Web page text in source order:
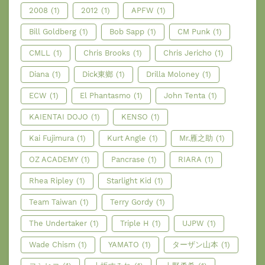
2008 (1) 2012 (1) APFW (1)
Bill Goldberg (1) Bob Sapp (1) CM Punk (1)
CMLL (1) Chris Brooks (1) Chris Jericho (1)
Diana (1) Dick東鄉 (1) Drilla Moloney (1)
ECW (1) El Phantasmo (1) John Tenta (1)
KAIENTAI DOJO (1) KENSO (1)
Kai Fujimura (1) Kurt Angle (1) Mr.雁之助 (1)
OZ ACADEMY (1) Pancrase (1) RIARA (1)
Rhea Ripley (1) Starlight Kid (1)
Team Taiwan (1) Terry Gordy (1)
The Undertaker (1) Triple H (1) UJPW (1)
Wade Chism (1) YAMATO (1) ターザン山本 (1)